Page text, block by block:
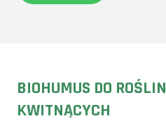
BIOHUMUS DO ROŚLIN
KWITNĄCYCH